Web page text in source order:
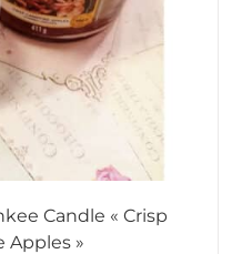
Candle « Crisp
Apples »